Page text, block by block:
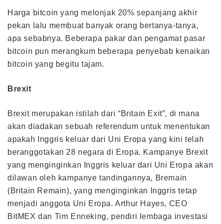
Harga bitcoin yang melonjak 20% sepanjang akhir
pekan lalu membuat banyak orang bertanya-tanya,
apa sebabnya. Beberapa pakar dan pengamat pasar
bitcoin pun merangkum beberapa penyebab kenaikan
bitcoin yang begitu tajam.
Brexit
Brexit merupakan istilah dari “Britain Exit”, di mana
akan diadakan sebuah referendum untuk menentukan
apakah Inggris keluar dari Uni Eropa yang kini telah
beranggotakan 28 negara di Eropa. Kampanye Brexit
yang menginginkan Inggris keluar dari Uni Eropa akan
dilawan oleh kampanye tandingannya, Bremain
(Britain Remain), yang menginginkan Inggris tetap
menjadi anggota Uni Eropa. Arthur Hayes, CEO
BitMEX dan Tim Enneking, pendiri lembaga investasi